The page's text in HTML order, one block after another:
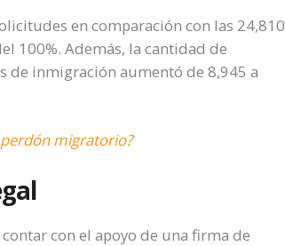
en comparación con las 24,810
100%. Además, la cantidad de
de inmigración aumentó de 8,945 a
migratorio?
con el apoyo de una firma de